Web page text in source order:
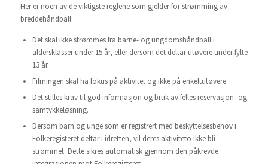
Her er noen av de viktigste reglene som gjelder for strømming av
breddehåndball:
Det skal ikke strømmes fra barne- og ungdomshåndball i
aldersklasser under 15 år, eller dersom det deltar utøvere under fylte
13 år.
Filmingen skal ha fokus på aktivitet og ikke på enkeltutøvere.
Det stilles krav til god informasjon og bruk av felles reservasjon- og
samtykkeløsning.
Dersom barn og unge som er registrert med beskyttelsesbehov i
Folkeregisteret deltar i idretten, vil deres aktiviteto ikke bli
strømmet. Dette sikres automatisk gjennom den påkrevde